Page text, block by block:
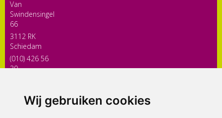
Wij gebruiken cookies
Van
Swindensingel
66
3112 RK
Schiedam
(010) 426 56
30
ONDERDEEL VAN